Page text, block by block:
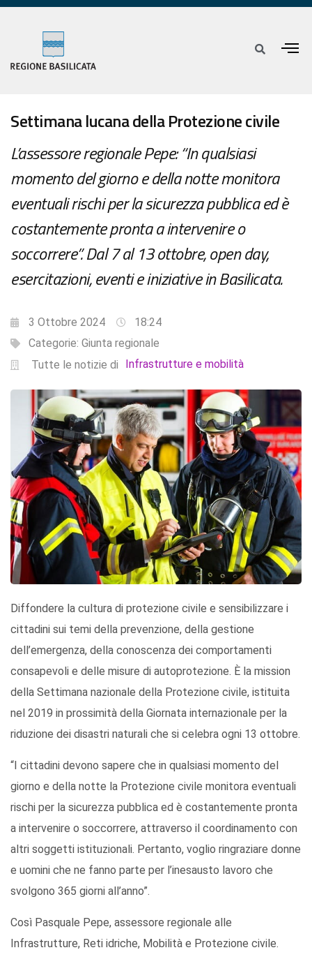
Settimana lucana della Protezione civile
L’assessore regionale Pepe: “In qualsiasi
momento del giorno e della notte monitora
eventuali rischi per la sicurezza pubblica ed è
costantemente pronta a intervenire o
soccorrere”. Dal 7 al 13 ottobre, open day,
esercitazioni, eventi e iniziative in Basilicata.
3 Ottobre 2024
18:24
Categorie: Giunta regionale
Tutte le notizie di
Infrastrutture e mobilità
Diffondere la cultura di protezione civile e sensibilizzare i
cittadini sui temi della prevenzione, della gestione
dell’emergenza, della conoscenza dei comportamenti
consapevoli e delle misure di autoprotezione. È la mission
della Settimana nazionale della Protezione civile, istituita
nel 2019 in prossimità della Giornata internazionale per la
riduzione dei disastri naturali che si celebra ogni 13 ottobre.
“I cittadini devono sapere che in qualsiasi momento del
giorno e della notte la Protezione civile monitora eventuali
rischi per la sicurezza pubblica ed è costantemente pronta
a intervenire o soccorrere, attraverso il coordinamento con
altri soggetti istituzionali. Pertanto, voglio ringraziare donne
e uomini che ne fanno parte per l’inesausto lavoro che
svolgono 365 giorni all’anno”.
Così Pasquale Pepe, assessore regionale alle
Infrastrutture, Reti idriche, Mobilità e Protezione civile.